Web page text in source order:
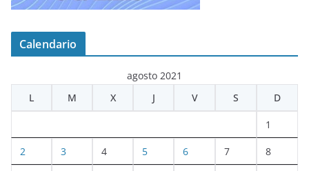
Calendario
agosto 2021
L
M X J V S D
1
2 3 4 5 6 7 8